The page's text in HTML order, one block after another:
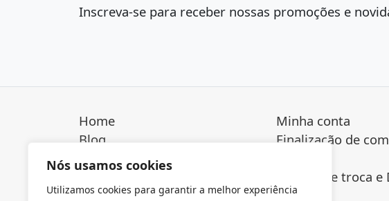
Nós usamos cookies
Utilizamos cookies para garantir a melhor experiência
Inscreva-se para receber nossas promoções e
Home
Blog
Minha conta
Finalização de
Política de troca e